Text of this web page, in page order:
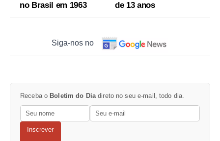
no Brasil em 1963
de 13 anos
Siga-nos no
Receba o Boletim do Dia direto no seu e-mail, todo dia.
Inscrever